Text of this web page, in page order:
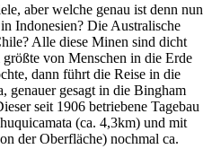
aber welche genau ist denn nun
Indonesien? Die Australische
Alle diese Minen sind dicht
von Menschen in die Erde
dann führt die Reise in die
genauer gesagt in die Bingham
seit 1906 betriebene Tagebau
(ca. 4,3km) und mit
der Oberfläche) nochmal ca.